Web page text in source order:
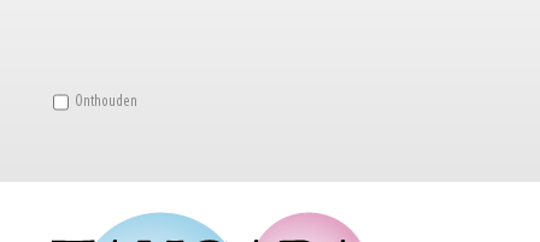
Onthouden